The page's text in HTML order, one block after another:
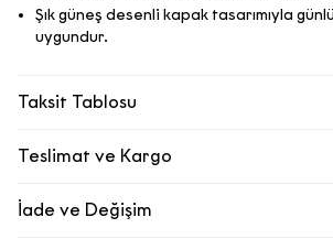
Şık güneş desenli kapak tasarımıyla
uygundur.
Taksit Tablosu
Teslimat ve Kargo
teslim edilir.
İade ve Değişim